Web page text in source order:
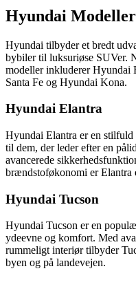
Hyundai Modeller
Hyundai tilbyder et bredt
bybiler til luksuriøse SUVer.
modeller inkluderer Hyundai
Santa Fe og Hyundai Kona.
Hyundai Elantra
Hyundai Elantra er en stilfuld
til dem, der leder efter en
avancerede
brændstoføkonomi er Elantra
Hyundai Tucson
Hyundai Tucson er en
ydeevne og komfort. Med
rummeligt interiør tilbyder
byen og på landevejen.